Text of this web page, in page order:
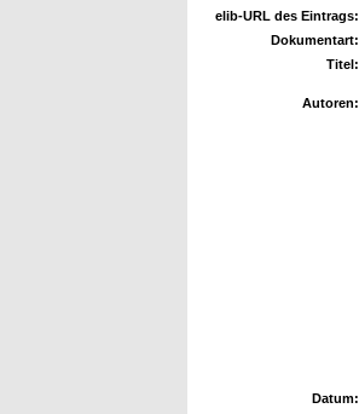
elib-URL des Eintrags:
Dokumentart:
Titel:
Autoren:
Datum: